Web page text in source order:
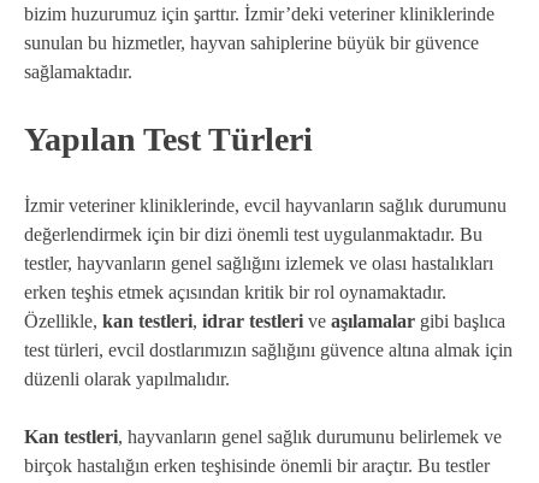
bizim huzurumuz için şarttır. İzmir’deki veteriner kliniklerinde
sunulan bu hizmetler, hayvan sahiplerine büyük bir güvence
sağlamaktadır.
Yapılan Test Türleri
İzmir veteriner kliniklerinde, evcil hayvanların sağlık durumunu
değerlendirmek için bir dizi önemli test uygulanmaktadır. Bu
testler, hayvanların genel sağlığını izlemek ve olası hastalıkları
erken teşhis etmek açısından kritik bir rol oynamaktadır.
Özellikle, kan testleri, idrar testleri ve aşılamalar gibi başlıca
test türleri, evcil dostlarımızın sağlığını güvence altına almak için
düzenli olarak yapılmalıdır.
Kan testleri, hayvanların genel sağlık durumunu belirlemek ve
birçok hastalığın erken teşhisinde önemli bir araçtır. Bu testler